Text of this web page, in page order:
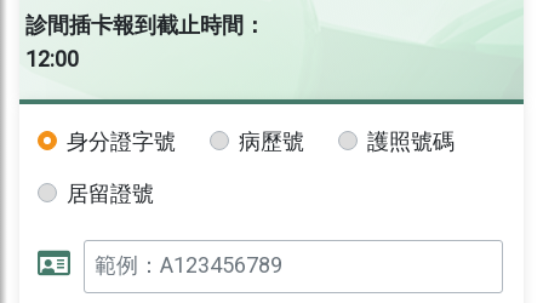
診間插卡報到截止時間：
12:00
身分證字號 病歷號
護照號碼
居留證號